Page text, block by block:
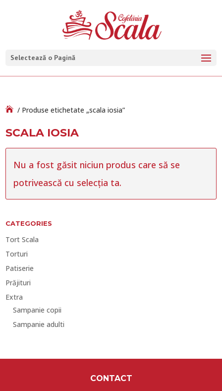
Selectează o Pagină
/ Produse etichetate „scala iosia”
SCALA IOSIA
Nu a fost găsit niciun produs care să se
potrivească cu selecția ta.
CATEGORIES
Tort Scala
Torturi
Patiserie
Prăjituri
Extra
Sampanie copii
Sampanie adulti
CONTACT